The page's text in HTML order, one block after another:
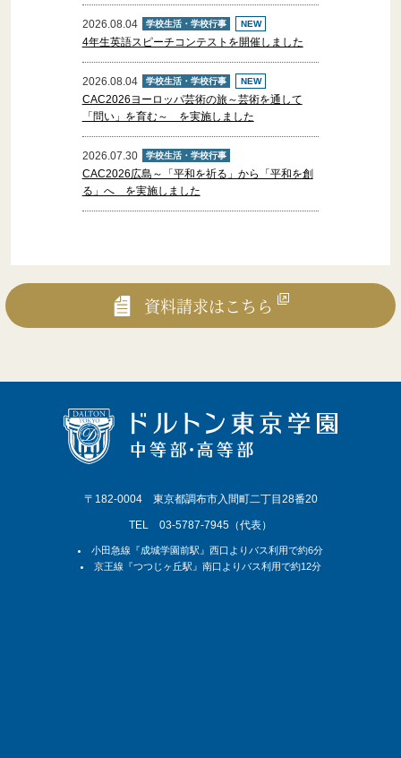
2026.08.04 学校生活・学校行事 NEW
4年生英語スピーチコンテストを開催しました
2026.08.04 学校生活・学校行事 NEW
CAC2026ヨーロッパ芸術の旅～芸術を通して
「問い」を育む～ を実施しました
2026.07.30 学校生活・学校行事
CAC2026広島～「平和を祈る」から「平和を創
る」へ を実施しました
資料請求はこちら
〒182-0004 東京都調布市入間町二丁目28番20
TEL 03-5787-7945（代表）
小田急線『成城学園前駅』西口よりバス利用で約6分
京王線『つつじヶ丘駅』南口よりバス利用で約12分